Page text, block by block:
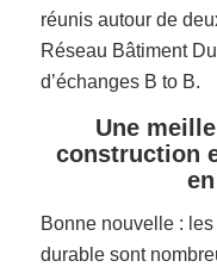
réunis autour de
Réseau Bâtiment
d’échanges B to B.
Une
construction
Bonne nouvelle :
durable sont